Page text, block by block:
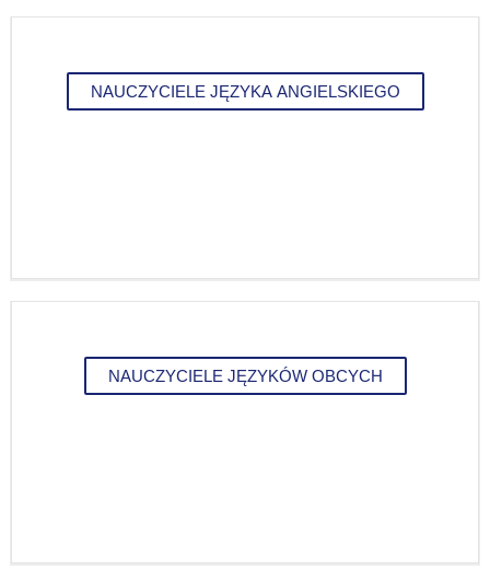
NAUCZYCIELE JĘZYKA ANGIELSKIEGO
NAUCZYCIELE JĘZYKÓW OBCYCH